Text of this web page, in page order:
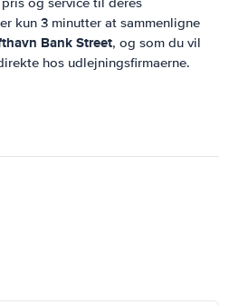
kun 3 minutter at sammenligne
Bank Street, og som du vil
hos udlejningsfirmaerne.